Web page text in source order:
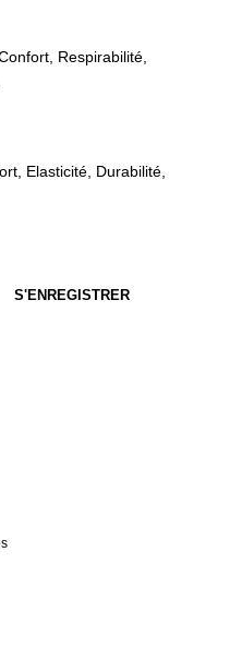
Respirabilité,
Elasticité, Durabilité,